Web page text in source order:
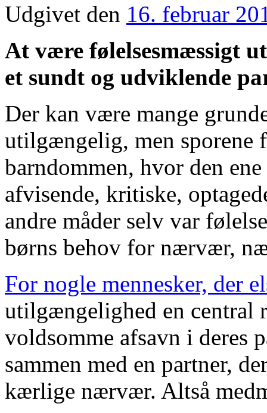
Udgivet den 16. februar
At være følelsesmæssigt
et sundt og udviklende
Der kan være mange
utilgængelig, men sporene
barndommen, hvor den
afvisende, kritiske,
andre måder selv var
børns behov for nærvær,
For nogle mennesker, der
utilgængelighed en central
voldsomme afsavn i deres
sammen med en partner,
kærlige nærvær. Altså